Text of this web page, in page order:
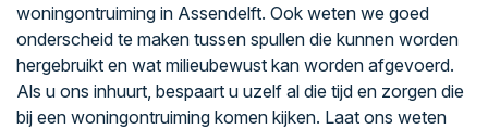
woningontruiming in Assendelft. Ook weten we goed
onderscheid te maken tussen spullen die kunnen worden
hergebruikt en wat milieubewust kan worden afgevoerd.
Als u ons inhuurt, bespaart u uzelf al die tijd en zorgen die
bij een woningontruiming komen kijken. Laat ons weten